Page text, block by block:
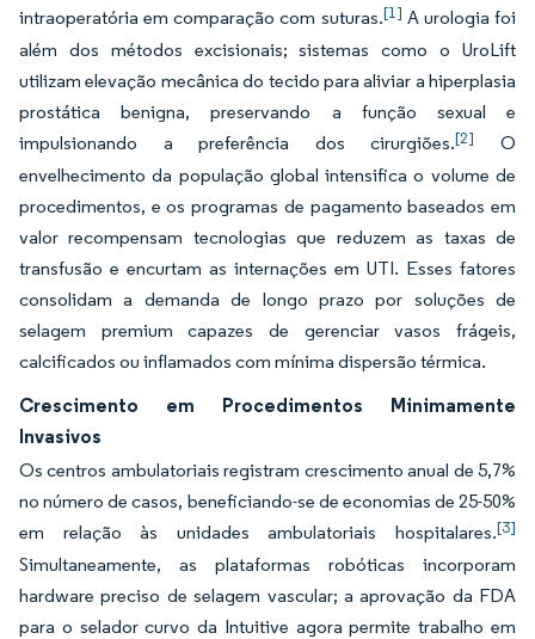
intraoperatória em comparação com suturas.[1] A urologia foi
além dos métodos excisionais; sistemas como o UroLift
utilizam elevação mecânica do tecido para aliviar a hiperplasia
prostática benigna, preservando a função sexual e
impulsionando a preferência dos cirurgiões.[2]
O
envelhecimento da população global intensifica o volume de
procedimentos, e os programas de pagamento baseados em
valor recompensam tecnologias que reduzem as taxas de
transfusão e encurtam as internações em UTI. Esses fatores
consolidam a demanda de longo prazo por soluções de
selagem premium capazes de gerenciar vasos frágeis,
calcificados ou inflamados com mínima dispersão térmica.
Crescimento em Procedimentos Minimamente
Invasivos
Os centros ambulatoriais registram crescimento anual de 5,7%
no número de casos, beneficiando-se de economias de 25-50%
em relação às unidades ambulatoriais hospitalares.[3]
Simultaneamente, as plataformas robóticas incorporam
hardware preciso de selagem vascular; a aprovação da FDA
para o selador curvo da Intuitive agora permite trabalho em